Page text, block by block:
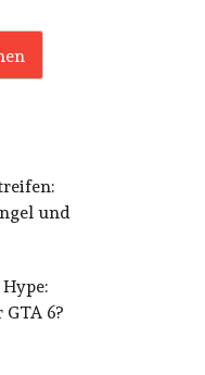
und
6?